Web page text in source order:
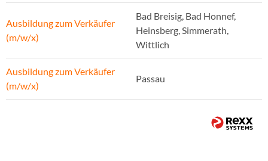
Ausbildung zum Verkäufer
(m/w/x)
Bad Breisig, Bad Honnef,
Heinsberg, Simmerath,
Wittlich
Ausbildung zum Verkäufer
(m/w/x)
Passau